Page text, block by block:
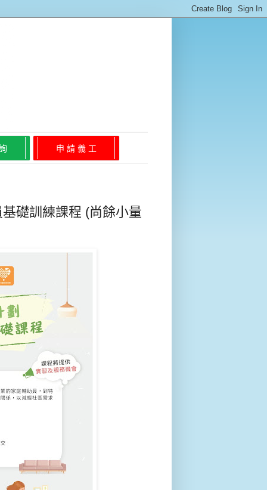
申 請 義 工
礎訓練課程 (尚餘小量